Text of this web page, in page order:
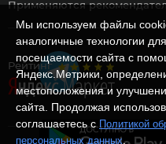
Рейтинг
Применяются
Мы используем файлы
аналогичные технологии
посещаемости сайта с
Яндекс.Метрики,
местоположения и
сайта. Продолжая
соглашаетесь с Политикой
персональных данных.